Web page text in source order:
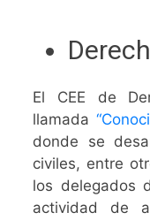
El CEE de
llamada
donde se
civiles, entre
los delegados
actividad de